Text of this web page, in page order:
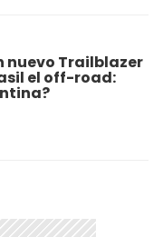
nuevo Trailblazer
el off-road: